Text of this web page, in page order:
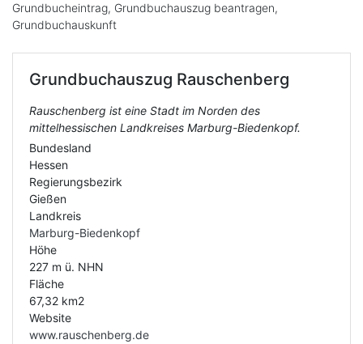
Grundbucheintrag, Grundbuchauszug beantragen,
Grundbuchauskunft
Grundbuchauszug Rauschenberg
Rauschenberg ist eine Stadt im Norden des
mittelhessischen Landkreises Marburg-Biedenkopf.
Bundesland
Hessen
Regierungsbezirk
Gießen
Landkreis
Marburg-Biedenkopf
Höhe
227 m ü. NHN
Fläche
67,32 km2
Website
www.rauschenberg.de